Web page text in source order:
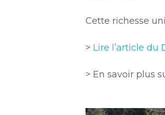
Cette richesse
> Lire l’article du
> En savoir plus